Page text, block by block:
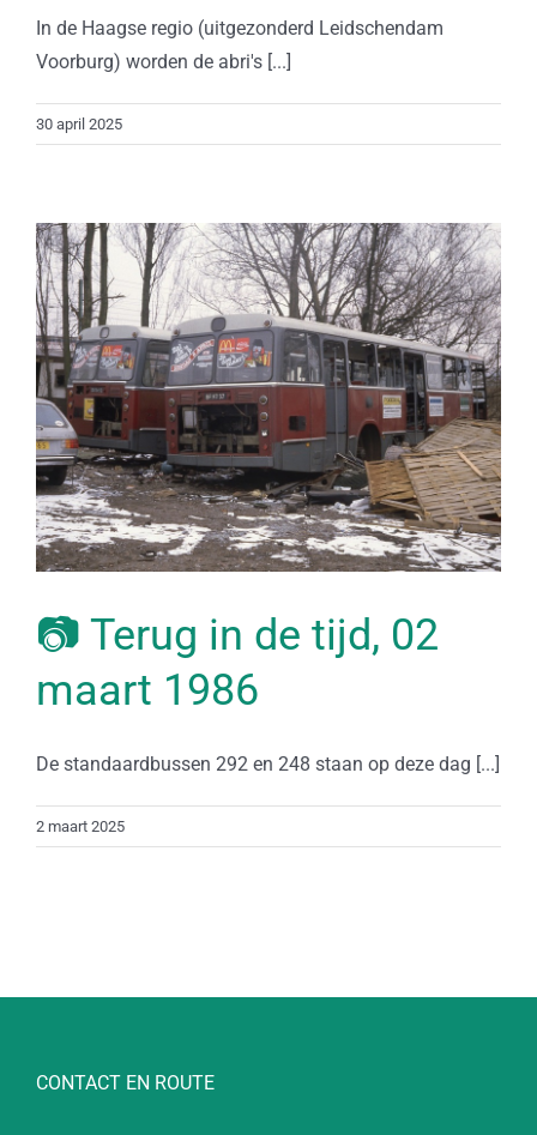
In de Haagse regio (uitgezonderd Leidschendam
Voorburg) worden de abri's [...]
30 april 2025
📷 Terug in de tijd, 02
maart 1986
De standaardbussen 292 en 248 staan op deze dag [...]
2 maart 2025
CONTACT EN ROUTE